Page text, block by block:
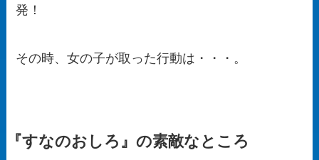
発！
その時、女の子が取った行動は・・・。
『すなのおしろ』の素敵なところ